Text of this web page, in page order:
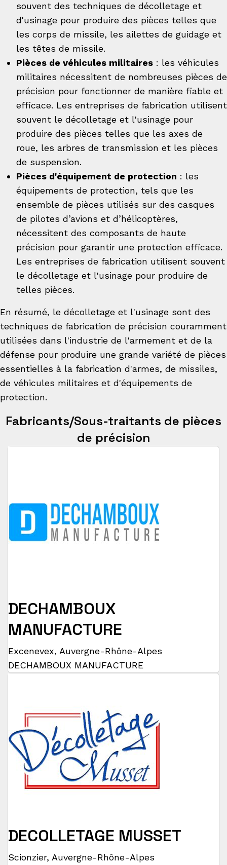
souvent des techniques de décolletage et
d'usinage pour produire des pièces telles que
les corps de missile, les ailettes de guidage et
les têtes de missile.
Pièces de véhicules militaires : les véhicules
militaires nécessitent de nombreuses pièces de
précision pour fonctionner de manière fiable et
efficace. Les entreprises de fabrication utilisent
souvent le décolletage et l'usinage pour
produire des pièces telles que les axes de
roue, les arbres de transmission et les pièces
de suspension.
Pièces d'équipement de protection : les
équipements de protection, tels que les
ensemble de pièces utilisés sur des casques
de pilotes d’avions et d’hélicoptères,
nécessitent des composants de haute
précision pour garantir une protection efficace.
Les entreprises de fabrication utilisent souvent
le décolletage et l'usinage pour produire de
telles pièces.
En résumé, le décolletage et l'usinage sont des
techniques de fabrication de précision couramment
utilisées dans l'industrie de l'armement et de la
défense pour produire une grande variété de pièces
essentielles à la fabrication d'armes, de missiles,
de véhicules militaires et d'équipements de
protection.
Fabricants/Sous-traitants de pièces
de précision
DECHAMBOUX
MANUFACTURE
Excenevex, Auvergne-Rhône-Alpes
DECHAMBOUX MANUFACTURE
DECOLLETAGE MUSSET
Scionzier, Auvergne-Rhône-Alpes